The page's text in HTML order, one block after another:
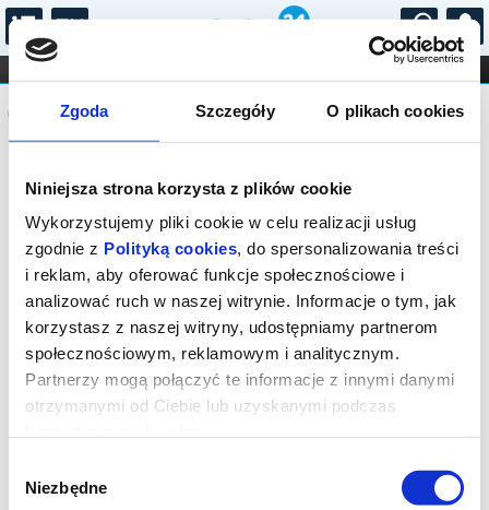
Zgoda Szczegóły O plikach cookies
Niniejsza strona korzysta z plików cookie
Wykorzystujemy pliki cookie w celu realizacji usług
zgodnie z Polityką cookies, do spersonalizowania treści
i reklam, aby oferować funkcje społecznościowe i
analizować ruch w naszej witrynie. Informacje o tym, jak
korzystasz z naszej witryny, udostępniamy partnerom
społecznościowym, reklamowym i analitycznym.
Partnerzy mogą połączyć te informacje z innymi danymi
otrzymanymi od Ciebie lub uzyskanymi podczas
zgody
Niezbędne
...
FILHARMONIA OPERA I BALET
STAND-UP
DLA DZIECI
Komunikat
Sprzedaż biletów on-line na wydarzenie
została zakończona.